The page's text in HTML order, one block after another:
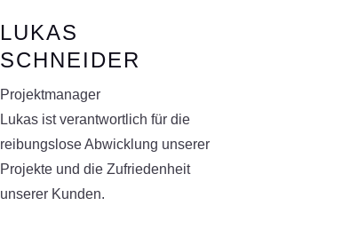
LUKAS
SCHNEIDER
Projektmanager
Lukas ist verantwortlich für die
reibungslose Abwicklung unserer
Projekte und die Zufriedenheit
unserer Kunden.